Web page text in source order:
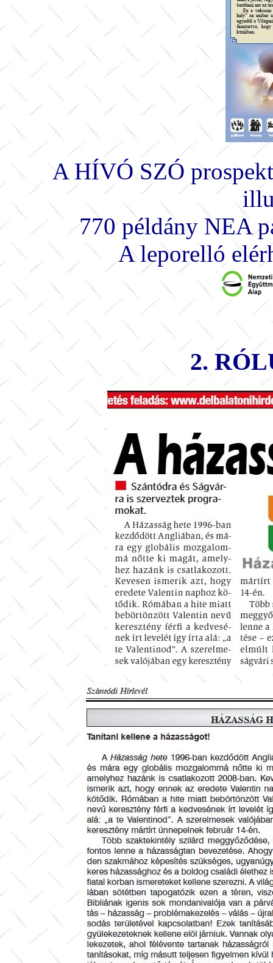
A HÍVÓ SZÓ
770 példány NEA
A leporelló
2.